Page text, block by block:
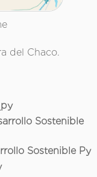
del Chaco.
Sostenible
Sostenible Py